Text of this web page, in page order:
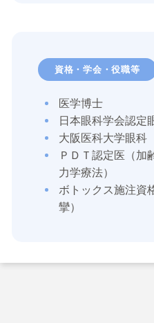
資格・学会・役職等
医学博士
日本眼科学会認定
大阪医科大学眼
ＰＤＴ認定医（加
力学療法）
ボトックス施注資
攣）